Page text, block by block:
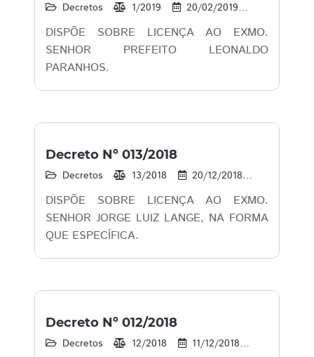
Decretos 1/2019 20/02/2019
DISPÕE SOBRE LICENÇA AO EXMO.
SENHOR PREFEITO LEONALDO
PARANHOS.
Decreto Nº 013/2018
Decretos 13/2018 20/12/2018
DISPÕE SOBRE LICENÇA AO EXMO.
SENHOR JORGE LUIZ LANGE, NA FORMA
QUE ESPECÍFICA.
Decreto Nº 012/2018
Decretos 12/2018 11/12/2018